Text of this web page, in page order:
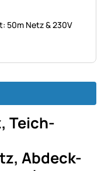
50m Netz & 230V
Teich-
Abdeck-